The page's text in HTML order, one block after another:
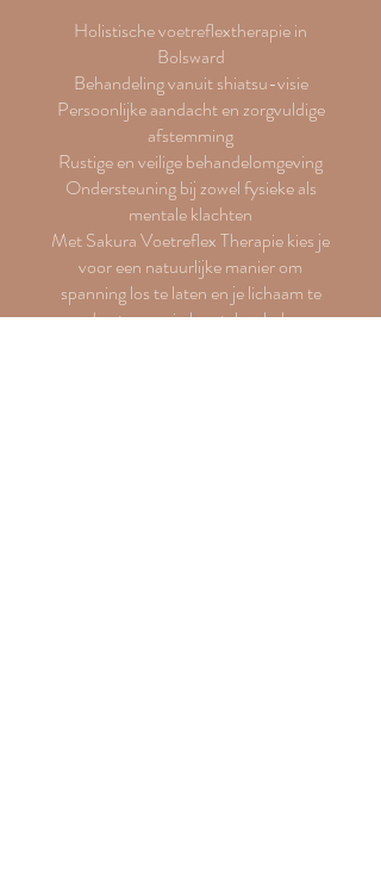
Holistische voetreflextherapie in
Bolsward
Behandeling vanuit shiatsu-visie
Persoonlijke aandacht en zorgvuldige
afstemming
Rustige en veilige behandelomgeving
Ondersteuning bij zowel fysieke als
mentale klachten
Met Sakura Voetreflex Therapie kies je
voor een natuurlijke manier om
spanning los te laten en je lichaam te
ondersteunen in herstel en balans.